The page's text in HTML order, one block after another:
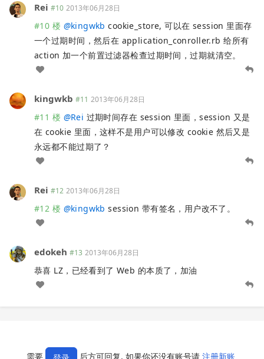
Rei #10 2013年06月28日
#10 楼 @kingwkb cookie_store, 可以在 session 里面存
一个过期时间，然后在 application_conroller.rb 给所有
action 加一个前置过滤器检查过期时间，过期就清空。
kingwkb #11 2013年06月28日
#11 楼 @Rei 过期时间存在 session 里面，session 又是
在 cookie 里面，这样不是用户可以修改 cookie 然后又是
永远都不能过期了？
Rei #12 2013年06月28日
#12 楼 @kingwkb session 带有签名，用户改不了。
edokeh #13 2013年06月28日
恭喜 LZ，已经看到了 Web 的本质了，加油
需要 后方可回复, 如果你还没有账号请 注册新账